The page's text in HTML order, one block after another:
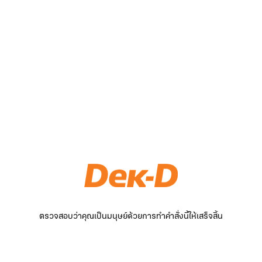
ตรวจสอบว่าคุณเป็นมนุษย์ด้วยการทำคำสั่งนี้ให้เสร็จสิ้น